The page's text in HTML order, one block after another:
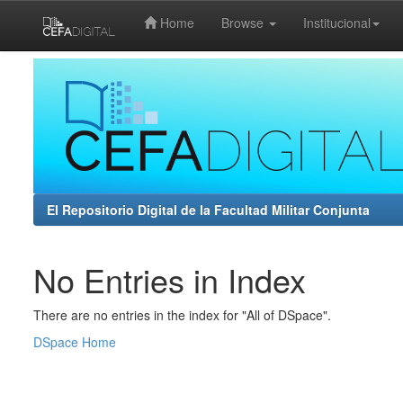
Home Browse Institucional
El Repositorio Digital de la Facultad Militar Conjunta
No Entries in Index
There are no entries in the index for "All of DSpace".
DSpace Home